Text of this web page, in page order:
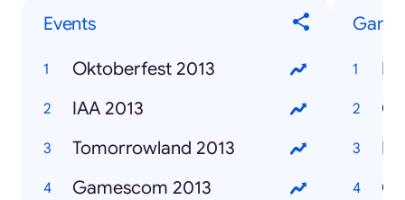
Events
Oktoberfest 2013
IAA 2013
Tomorrowland 2013
Gamescom 2013